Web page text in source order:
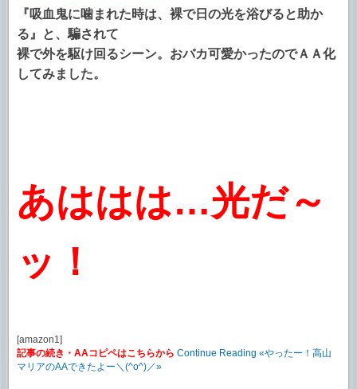
『吸血鬼に噛まれた時は、裸で日の光を浴びると助か
る』と、騙されて
裸で外を駆け回るシーン。おバカ可愛かったのでＡＡ化
してみました。
あははは…光だ～
ッ！
[amazon1]
記事の続き・AAコピペはこちらから Continue Reading «やったー！高山
マリアのAAできたよー＼(^o^)／»